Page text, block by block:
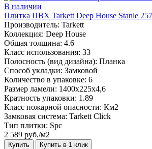
В наличии
Плитка ПВХ Tarkett Deep House Stanle
Производитель: Tarkett
Коллекция: Deep House
Общая толщина: 4.6
Класс использования: 33
Полосность (вид дизайна): Планка
Способ укладки: Замковой
Количество в упаковке: 6
Размер ламели: 1400х225х4,6
Кратность упаковки: 1.89
Класс пожарной опасности: Км2
Замковая система: Tarkett Click
Тип плитки: Spc
2 589 руб./м2
Купить Купить в 1 клик